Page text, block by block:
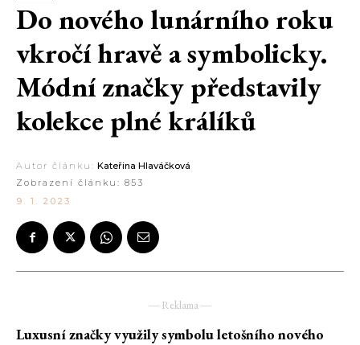
Do nového lunárního roku
vkročí hravě a symbolicky.
Módní značky představily
kolekce plné králíků
Autor článku: Kateřina Hlaváčková
Zobrazení článku: 853
9. 1. 2023
― Reklama ―
Luxusní značky využily symbolu letošního nového